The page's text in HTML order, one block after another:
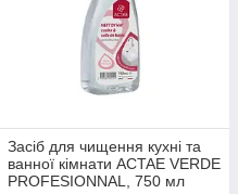
Засіб для чищення кухні та
ванної кімнати ACTAE VERDE
PROFESIONNAL, 750 мл